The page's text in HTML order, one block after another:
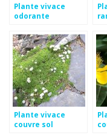
Plante vivace
odorante
Plante vivace
couvre sol